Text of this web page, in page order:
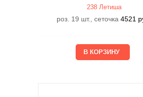
238 Летишa
роз. 19 шт., сеточка4521